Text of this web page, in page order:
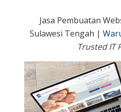
Jasa Pembuatan
Sulawesi Tengah |
Trusted IT